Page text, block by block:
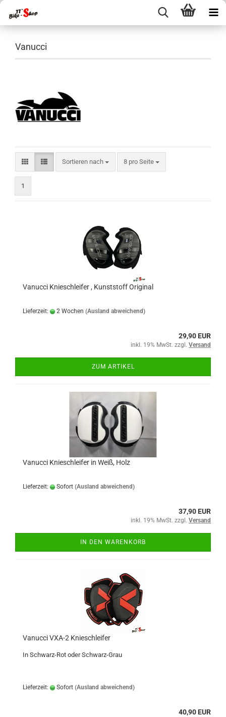
Vanucci
Sortieren nach
Sortieren nach 8 pro Seite
pro Seite
1
Vanucci Knieschleifer , Kunststoff Original
Lieferzeit: 2 Wochen (Ausland abweichend)
29,90 EUR
inkl. 19% MwSt. zzgl. Versand
ZUM ARTIKEL
Vanucci Knieschleifer in Weiß, Holz
Lieferzeit: Sofort (Ausland abweichend)
37,90 EUR
inkl. 19% MwSt. zzgl. Versand
IN DEN WARENKORB
Vanucci VXA-2 Knieschleifer
In Schwarz-Rot oder Schwarz-Grau
Lieferzeit: Sofort (Ausland abweichend)
40,90 EUR